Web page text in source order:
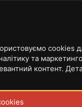
cookies
та
контент.